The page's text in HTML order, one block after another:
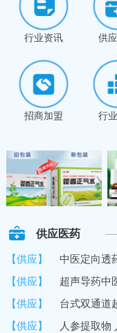
行业资讯 供
招商加盟 行
供应医药
【供应】
【供应】
超声导药中
【供应】
【供应】